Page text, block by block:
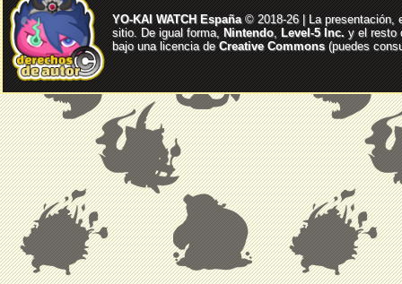
YO-KAI WATCH España© 2018-26 | La presentación,
sitio. De igual forma, Nintendo, Level-5 Inc. y el resto
bajo una licencia deCreative Commons(puedes